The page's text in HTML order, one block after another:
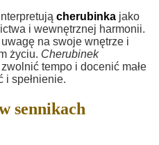
cherubinka jako
i wewnętrznej harmonii.
na swoje wnętrze i
życiu. Cherubinek
tempo i docenić małe
i spełnienie.
sennikach